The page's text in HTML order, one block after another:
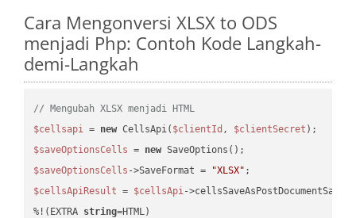
Cara Mengonversi XLSX to ODS
menjadi Php: Contoh Kode Langkah-
demi-Langkah
// Mengubah XLSX menjadi HTML
$cellsapi = new CellsApi( $clientId , $clientSecret
$saveOptionsCells = new
$saveOptionsCells ->SaveFormat = "XLSX"
$cellsApiResult = $cellsApi-
%!(EXTRA string